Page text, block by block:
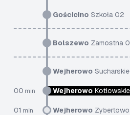
Gościcino Szkoła 02
Bolszewo Zamostna
Wejherowo
00 min Wejherowo
01 min Wejherowo